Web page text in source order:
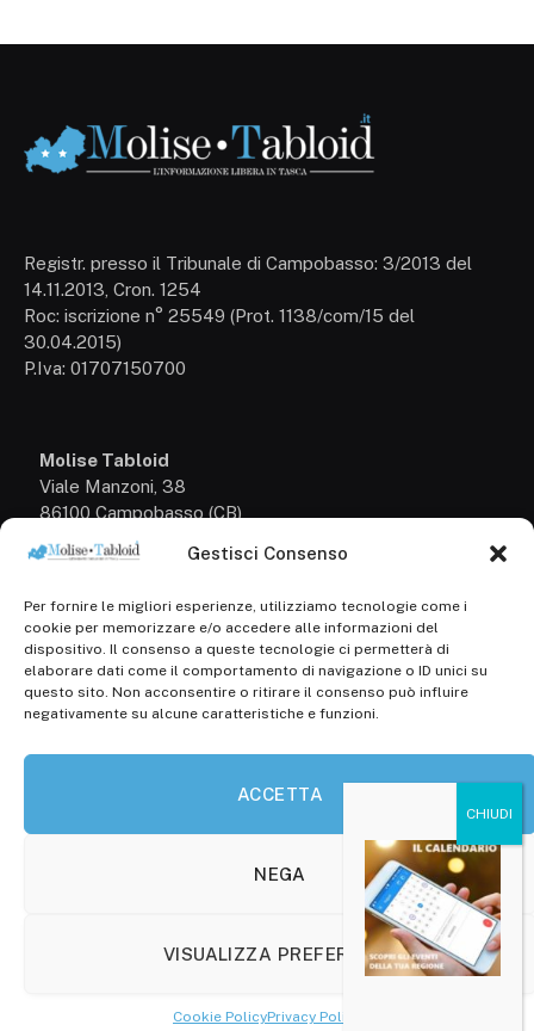
Gestisci Consenso
Per fornire le migliori esperienze, utilizziamo tecnologie come i
cookie per memorizzare e/o accedere alle informazioni del
dispositivo. Il consenso a queste tecnologie ci permetterà di
elaborare dati come il comportamento di navigazione o ID unici su
questo sito. Non acconsentire o ritirare il consenso può influire
negativamente su alcune caratteristiche e funzioni.
ACCETTA
NEGA
VISUALIZZA PREFERENZE
Cookie PolicyPrivacy Policy
Registr. presso il Tribunale di Campobasso: 3/2013 del
14.11.2013, Cron. 1254
Roc: iscrizione n° 25549 (Prot. 1138/com/15 del
30.04.2015)
P.Iva: 01707150700
Molise Tabloid
Viale Manzoni, 38
86100 Campobasso (CB)
Tel.+39 3333169466
Scrivici a:
info@molisetabloid.it
commerciale@molisetabloid.it
Disclaimer
Cookie Policy (UE)